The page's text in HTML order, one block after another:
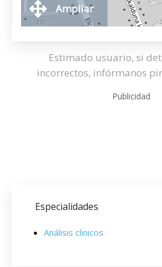
Ampliar
Estimado usuario, si
incorrectos, infórmanos
Publicidad
Especialidades
Análisis clinicos